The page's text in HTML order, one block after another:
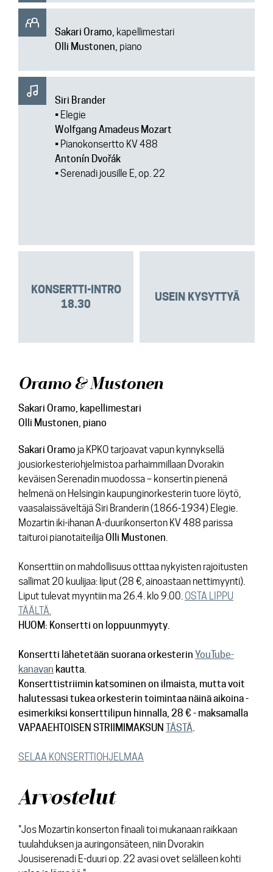
Sakari Oramo, kapellimestari
Olli Mustonen, piano
Siri Brander
• Elegie
Wolfgang Amadeus Mozart
• Pianokonsertto KV 488
Antonín Dvořák
• Serenadi jousille E, op. 22
KONSERTTI-INTRO
18.30
USEIN KYSYTTYÄ
Oramo & Mustonen
Sakari Oramo, kapellimestari
Olli Mustonen, piano
Sakari Oramo ja KPKO tarjoavat vapun kynnyksellä
jousiorkesteriohjelmistoa parhaimmillaan Dvorakin
keväisen Serenadin muodossa – konsertin pienenä
helmenä on Helsingin kaupunginorkesterin tuore löytö,
vaasalaissäveltäjä Siri Branderin (1866-1934) Elegie.
Mozartin iki-ihanan A-duurikonserton KV 488 parissa
taituroi pianotaiteilijaOlli Mustonen.
Konserttiin on mahdollisuus otttaa nykyisten rajoitusten
sallimat 20 kuulijaa: liput (28 €, ainoastaan nettimyynti).
Liput tulevat myyntiin ma 26.4. klo 9.00. OSTA LIPPU
TÄÄLTÄ.
HUOM: Konsertti on loppuunmyyty.
Konsertti lähetetään suorana orkesterin YouTube-
kanavan kautta.
Konserttistriimin katsominen on ilmaista, mutta voit
halutessasi tukea orkesterin toimintaa näinä aikoina -
esimerkiksi konserttilipun hinnalla, 28 € - maksamalla
VAPAAEHTOISEN STRIIMIMAKSUN TÄSTÄ.
SELAA KONSERTTIOHJELMAA
Arvostelut
"Jos Mozartin konserton finaali toi mukanaan raikkaan
tuulahduksen ja auringonsäteen, niin Dvorakin
Jousiserenadi E-duuri op. 22 avasi ovet selälleen kohti